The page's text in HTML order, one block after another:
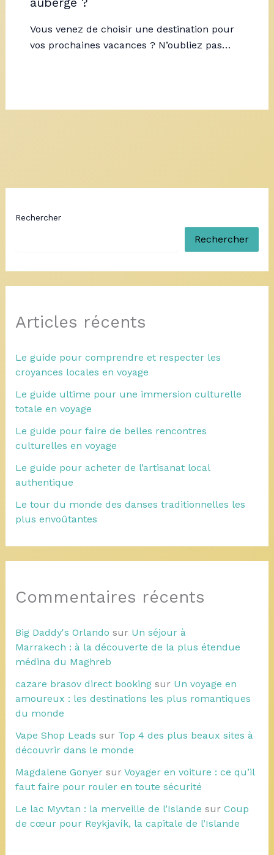
Vous venez de choisir une destination pour
vos prochaines vacances ? N’oubliez pas…
Rechercher
Rechercher
Articles récents
Le guide pour comprendre et respecter les
croyances locales en voyage
Le guide ultime pour une immersion culturelle
totale en voyage
Le guide pour faire de belles rencontres
culturelles en voyage
Le guide pour acheter de l’artisanat local
authentique
Le tour du monde des danses traditionnelles les
plus envoûtantes
Commentaires récents
Big Daddy's Orlando sur Un séjour à
Marrakech : à la découverte de la plus étendue
médina du Maghreb
cazare brasov direct bookingsur Un voyage en
amoureux : les destinations les plus romantiques
du monde
Vape Shop Leads sur Top 4 des plus beaux sites à
découvrir dans le monde
Magdalene Gonyersur Voyager en voiture : ce qu’il
faut faire pour rouler en toute sécurité
Le lac Myvtan : la merveille de l’Islande sur Coup
de cœur pour Reykjavík, la capitale de l’Islande